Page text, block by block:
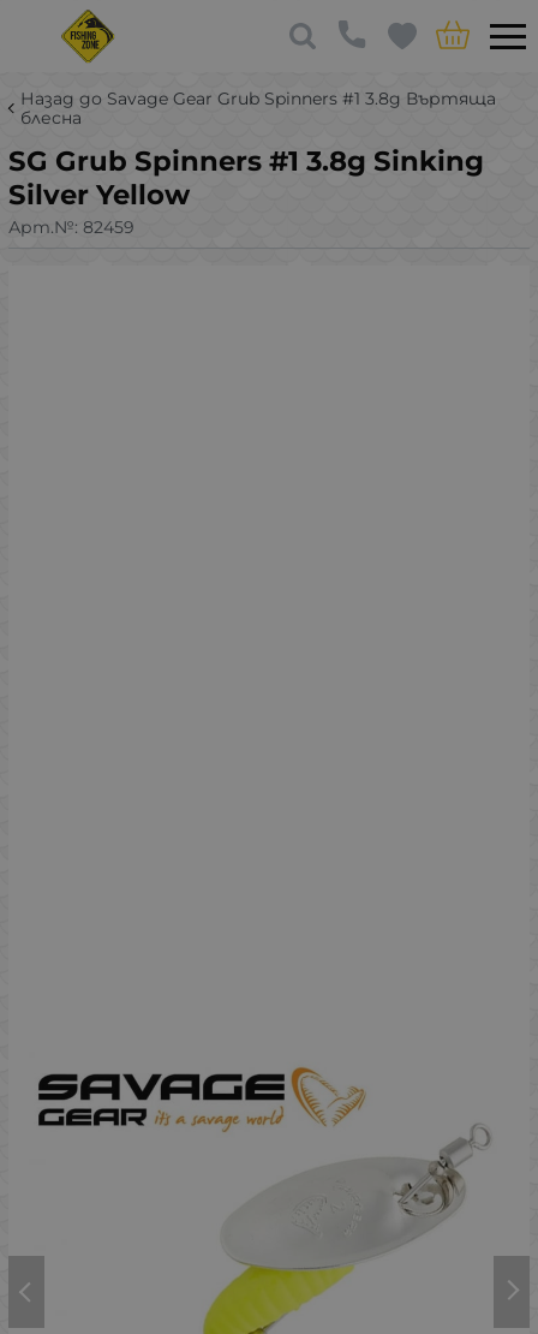
Назад до Savage Gear Grub Spinners #1 3.8g Въртяща
блесна
SG Grub Spinners #1 3.8g Sinking
Silver Yellow
Арт.№: 82459